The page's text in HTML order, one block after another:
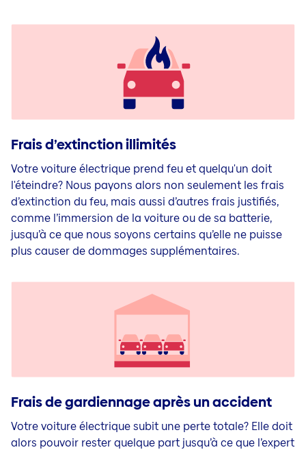
Frais d’extinction illimités
Votre voiture électrique prend feu et quelqu'un doit
l'éteindre? Nous payons alors non seulement les frais
d’extinction du feu, mais aussi d’autres frais justifiés,
comme l’immersion de la voiture ou de sa batterie,
jusqu’à ce que nous soyons certains qu’elle ne puisse
plus causer de dommages supplémentaires.
Frais de gardiennage après un accident
Votre voiture électrique subit une perte totale? Elle doit
alors pouvoir rester quelque part jusqu’à ce que l’expert